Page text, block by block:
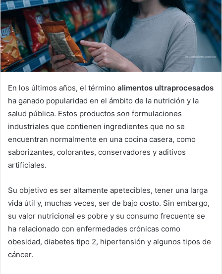
En los últimos años, el término alimentos ultraprocesados
ha ganado popularidad en el ámbito de la nutrición y la
salud pública. Estos productos son formulaciones
industriales que contienen ingredientes que no se
encuentran normalmente en una cocina casera, como
saborizantes, colorantes, conservadores y aditivos
artificiales.
Su objetivo es ser altamente apetecibles, tener una larga
vida útil y, muchas veces, ser de bajo costo. Sin embargo,
su valor nutricional es pobre y su consumo frecuente se
ha relacionado con enfermedades crónicas como
obesidad, diabetes tipo 2, hipertensión y algunos tipos de
cáncer.